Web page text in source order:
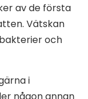
av de första
Vätskan
och
i